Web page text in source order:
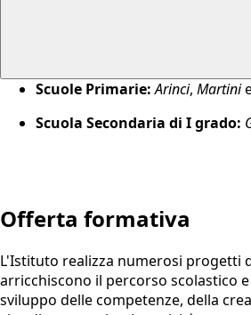
Scuole Primarie: Arinci, Martini
Scuola Secondaria di I grado:
Offerta formativa
L'Istituto realizza numerosi progetti
arricchiscono il percorso scolastico
sviluppo delle competenze, della